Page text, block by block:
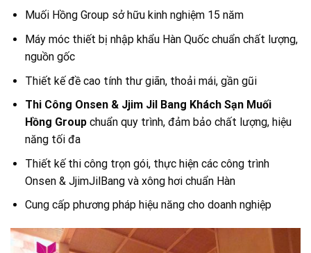
Muối Hồng Group sở hữu kinh nghiệm 15 năm
Máy móc thiết bị nhập khẩu Hàn Quốc chuẩn chất lượng,
nguồn gốc
Thiết kế đề cao tính thư giãn, thoải mái, gần gũi
Thi Công Onsen & Jjim Jil Bang Khách Sạn Muối
Hồng Group chuẩn quy trình, đảm bảo chất lượng, hiệu
năng tối đa
Thiết kế thi công trọn gói, thực hiện các công trình
Onsen & JjimJilBang và xông hơi chuẩn Hàn
Cung cấp phương pháp hiệu năng cho doanh nghiệp